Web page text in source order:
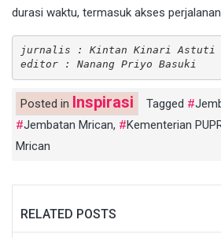
durasi waktu, termasuk akses
jurnalis : Kintan Kinari Astuti
editor : Nanang Priyo Basuki
Posted in Inspirasi Tagged
Jembatan Mrican, Kementerian
Mrican
RELATED POSTS